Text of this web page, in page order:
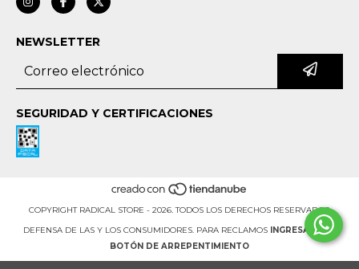
NEWSLETTER
SEGURIDAD Y CERTIFICACIONES
COPYRIGHT RADICAL STORE - 2026. TODOS LOS DERECHOS RESERVADOS.
DEFENSA DE LAS Y LOS CONSUMIDORES. PARA RECLAMOS
INGRESA AQUÍ.
BOTÓN DE ARREPENTIMIENTO